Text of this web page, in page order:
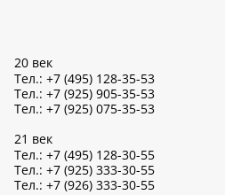
20 век
Тел.: +7 (495) 128-35-53
Тел.: +7 (925) 905-35-53
Тел.: +7 (925) 075-35-53
21 век
Тел.: +7 (495) 128-30-55
Тел.: +7 (925) 333-30-55
Тел.: +7 (926) 333-30-55